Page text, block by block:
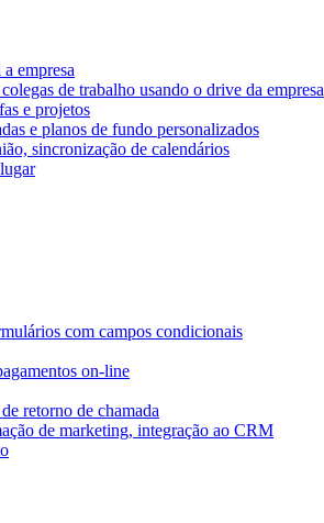
empresa
de trabalho usando o drive da empresa
e projetos
e planos de fundo personalizados
sincronização de calendários
com campos condicionais
on-line
retorno de chamada
de marketing, integração ao CRM